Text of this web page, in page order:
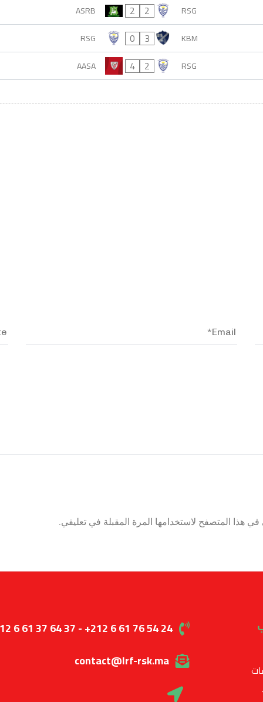
ASRB
2 2
RSG
RSG
0 3
KBM
AASA
4 2 RSG
هذا المتصفح لاستخدامها المرة المقبلة في تعليقي.
6 61 37 64 37 - +212 6 61 76 54 24
contact@lrf-rsk.ma